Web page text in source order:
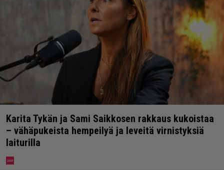
Karita Tykän ja Sami Saikkosen rakkaus kukoistaa
– vähäpukeista hempeilyä ja leveitä virnistyksiä
laiturilla